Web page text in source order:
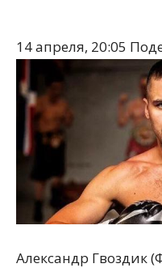
14 апреля, 20:05
Александр Гвоздик